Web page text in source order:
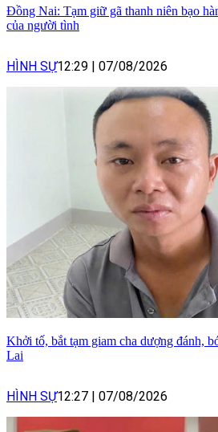
Đồng Nai: Tạm giữ gã thanh niên bạo
của người tình
HÌNH SỰ12:29 07/08/2026
Khởi tố, bắt tạm giam cha dượng đánh,
Lai
HÌNH SỰ12:27 07/08/2026